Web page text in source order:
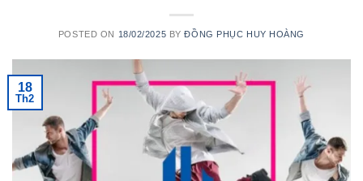
POSTED ON 18/02/2025 BYĐỒNG PHỤC HUY HOÀNG
18
Th2